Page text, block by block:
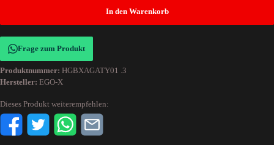
In den Warenkorb
Frage zum Produkt
Produktnummer: HGBXAGATY01 .3
Hersteller: EGO-X
Dieses Produkt weiterempfehlen: